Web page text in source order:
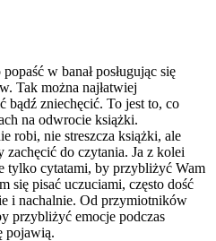
w banał posługując się
Tak można najłatwiej
bądź zniechęcić. To jest to, co
na odwrocie książki.
robi, nie streszcza książki, ale
zachęcić do czytania. Ja z kolei
tylko cytatami, by przybliżyć Wam
się pisać uczuciami, często dość
i nachalnie. Od przymiotników
przybliżyć emocje podczas
pojawią.